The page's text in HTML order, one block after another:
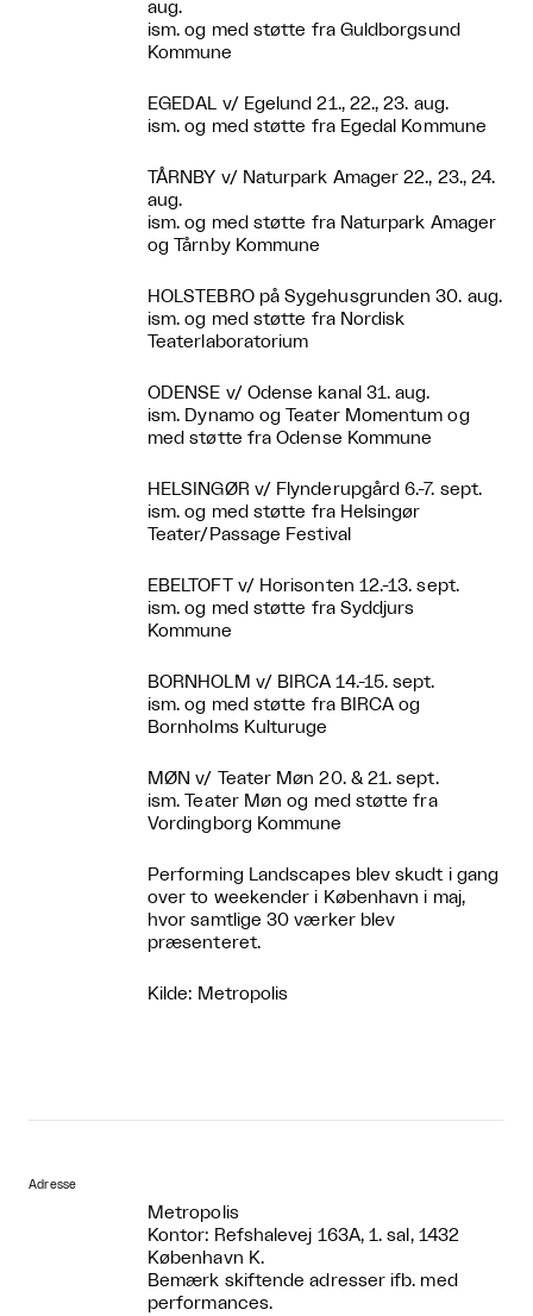
aug.
ism. og med støtte fra Guldborgsund
Kommune
EGEDAL v/ Egelund 21., 22., 23. aug.
ism. og med støtte fra Egedal Kommune
TÅRNBY v/ Naturpark Amager 22., 23., 24.
aug.
ism. og med støtte fra Naturpark Amager
og Tårnby Kommune
HOLSTEBRO på Sygehusgrunden 30. aug.
ism. og med støtte fra Nordisk
Teaterlaboratorium
ODENSE v/ Odense kanal 31. aug.
ism. Dynamo og Teater Momentum og
med støtte fra Odense Kommune
HELSINGØR v/ Flynderupgård 6.-7. sept.
ism. og med støtte fra Helsingør
Teater/Passage Festival
EBELTOFT v/ Horisonten 12.-13. sept.
ism. og med støtte fra Syddjurs
Kommune
BORNHOLM v/ BIRCA 14.-15. sept.
ism. og med støtte fra BIRCA og
Bornholms Kulturuge
MØN v/ Teater Møn 20. & 21. sept.
ism. Teater Møn og med støtte fra
Vordingborg Kommune
Performing Landscapes blev skudt i gang
over to weekender i København i maj,
hvor samtlige 30 værker blev
præsenteret.
Kilde: Metropolis
Adresse
Metropolis
Kontor: Refshalevej 163A, 1. sal, 1432
København K.
Bemærk skiftende adresser ifb. med
performances.